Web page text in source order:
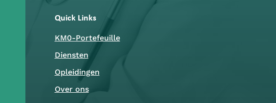
Quick Links
KM0-Portefeuille
Diensten
Opleidingen
Over ons